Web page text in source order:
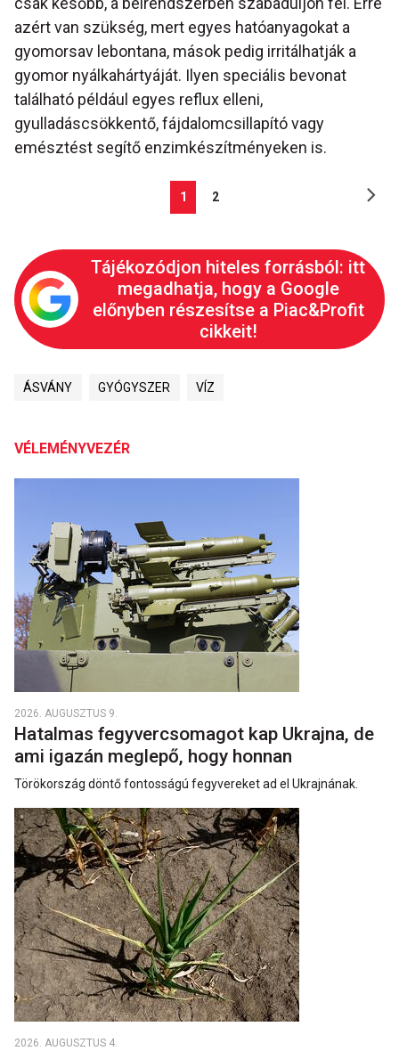
azért van szükség, mert egyes hatóanyagokat a
gyomorsav lebontana, mások pedig irritálhatják a
gyomor nyálkahártyáját. Ilyen speciális bevonat
található például egyes reflux elleni,
gyulladáscsökkentő, fájdalomcsillapító vagy
emésztést segítő enzimkészítményeken is.
1 2
Tájékozódjon hiteles forrásból: itt
megadhatja, hogy a Google
előnyben részesítse a Piac&Profit
cikkeit!
ÁSVÁNY GYÓGYSZER VÍZ
VÉLEMÉNYVEZÉR
2026. AUGUSZTUS 9.
Hatalmas fegyvercsomagot kap Ukrajna, de
ami igazán meglepő, hogy honnan
Törökország döntő fontosságú fegyvereket ad el Ukrajnának.
2026. AUGUSZTUS 4.